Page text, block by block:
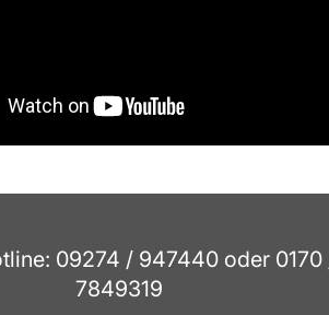
09274 / 947440 oder 0170
7849319